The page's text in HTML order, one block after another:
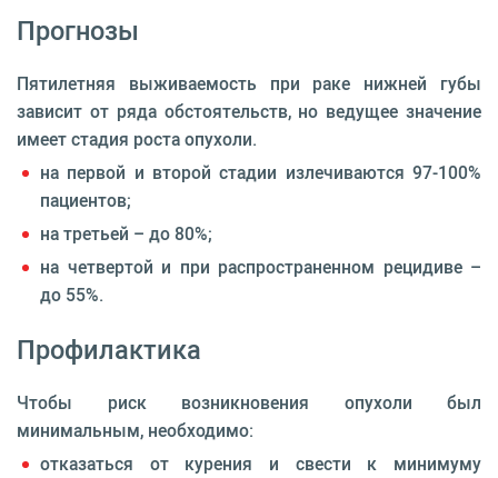
Прогнозы
Пятилетняя выживаемость при раке нижней губы
зависит от ряда обстоятельств, но ведущее значение
имеет стадия роста опухоли.
на первой и второй стадии излечиваются 97-100%
пациентов;
на третьей – до 80%;
на четвертой и при распространенном рецидиве –
до 55%.
Профилактика
Чтобы риск возникновения опухоли был
минимальным, необходимо:
отказаться от курения и свести к минимуму